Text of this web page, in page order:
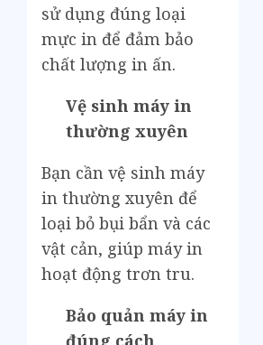
sử dụng đúng loại
mực in để đảm bảo
chất lượng in ấn.
Vệ sinh máy in
thường xuyên
Bạn cần vệ sinh máy
in thường xuyên để
loại bỏ bụi bẩn và các
vật cản, giúp máy in
hoạt động trơn tru.
Bảo quản máy in
đúng cách